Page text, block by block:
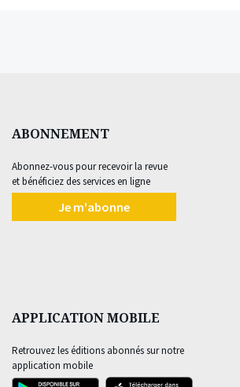
ABONNEMENT
Abonnez-vous pour recevoir la revue
et bénéficiez des services en ligne
Je m'abonne
APPLICATION MOBILE
Retrouvez les éditions abonnés sur notre
application mobile